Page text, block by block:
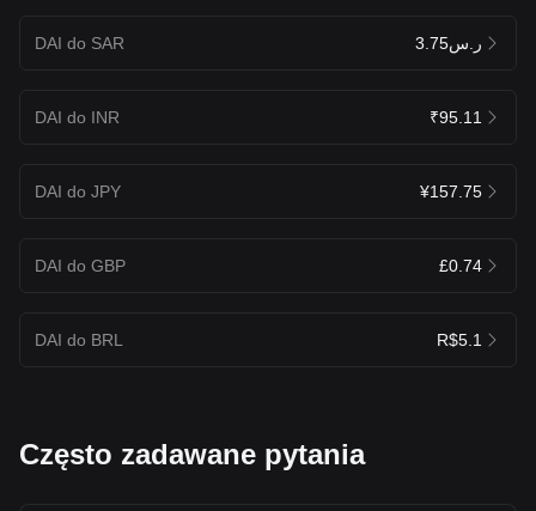
DAI do SAR ر.س3.75
DAI do INR ₹95.11
DAI do JPY ¥157.75
DAI do GBP £0.74
DAI do BRL R$5.1
Często zadawane pytania